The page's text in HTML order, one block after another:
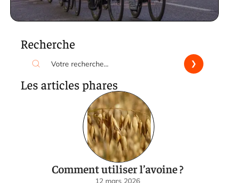
Recherche
Les articles phares
Comment utiliser l’avoine ?
12 mars 2026